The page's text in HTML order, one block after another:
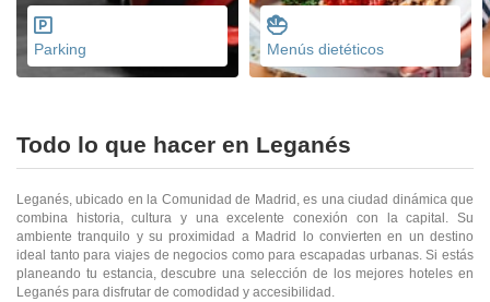
Parking Menús dietéticos
Todo lo que hacer en Leganés
Leganés, ubicado en la Comunidad de Madrid, es una ciudad dinámica que
combina historia, cultura y una excelente conexión con la capital. Su
ambiente tranquilo y su proximidad a Madrid lo convierten en un destino
ideal tanto para viajes de negocios como para escapadas urbanas. Si estás
planeando tu estancia, descubre una selección de los mejores hoteles en
Leganés para disfrutar de comodidad y accesibilidad.